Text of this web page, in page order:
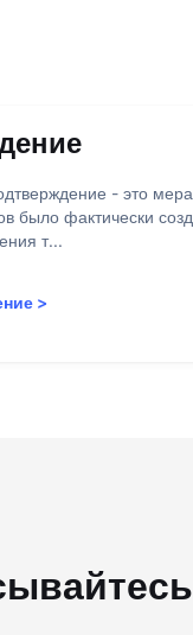
- это мера
было фактически
т...
>